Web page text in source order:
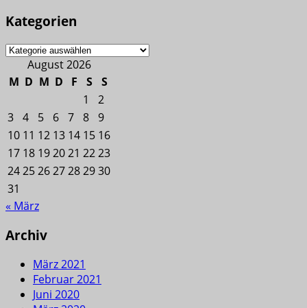
Kategorien
Kategorien
August 2026
M D M D F S
S
1
2
3 4 5 6 7 8 9
10 11 12 13 14 15 16
17 18 192021 2223
24252627282930
31
« März
Archiv
März 2021
Februar 2021
Juni 2020